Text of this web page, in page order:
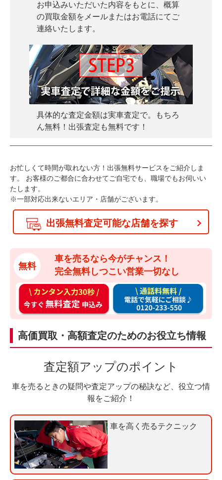
お申込みいただいた内容をもとに、概算
の買取金額をメールまたはお電話にてご
連絡いたします。
具体的な査定金額は実車査定で。もちろ
ん無料！出張査定も無料です！
お忙しくて時間が取れない方！出張無料サービスをご紹介しま
す。
お客様のご都合に合わせてご自宅でも、職場でもお伺いい
たします。
※一部対応出来ないエリア・店舗がございます。
出張無料査定可能な店舗を探す
無料
車を売るなら今がチャンス！
完全無料しつこい営業一切なし
カ
ン
タ
ン
入
秒
す
ぐ
無
料
査
通
料
無
料
電
で
に
高価買取・高額査定のためのお役立ち情報
査定額アップのポイント
車を売るときの疑問や査定アップの秘訣など、役立つ情
報をご紹介！
車を高く売るテクニック